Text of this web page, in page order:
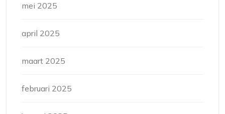
mei 2025
april 2025
maart 2025
februari 2025